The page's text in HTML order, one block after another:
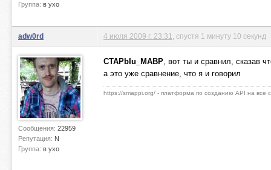
Группа: в ухо
adw0rd
Сообщения: 22959
Репутация: N
Группа: в ухо
4 июля 2009 г. 23:31 , спустя 1 минуту 10 секунд
CTAPbIu_MABP, вот ты и сравнил, сказав
а это уже сравнение, что я и говорил
https://smappi.org/ - платформа по созданию API на все